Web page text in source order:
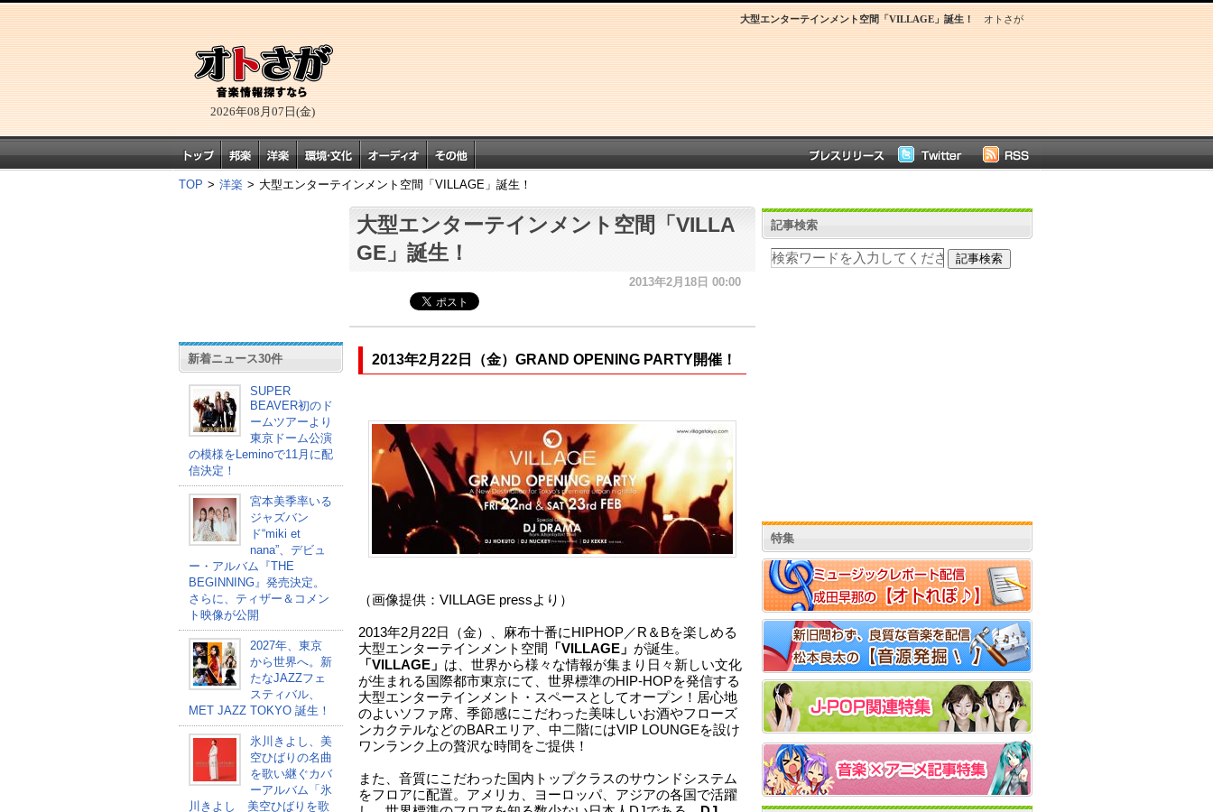
2026年08月07日(金)
オトさが
大型エンターテインメント空間「VILLAGE」誕生！
TOP > 洋楽 > 大型エンターテインメント空間「VILLAGE」誕生！
新着ニュース30件
SUPER
BEAVER初のド
ームツアーより
東京ドーム公演
の模様をLeminoで11月に配
信決定！
宮本美季率いる
ジャズバン
ド“miki et
nana”、デビュ
ー・アルバム『THE
BEGINNING』発売決定。
さらに、ティザー＆コメン
ト映像が公開
2027年、東京
から世界へ。新
たなJAZZフェ
スティバル、
MET JAZZ TOKYO 誕生！
氷川きよし、美
空ひばりの名曲
を歌い継ぐカバ
ーアルバム「氷
川きよし 美空ひばりを歌
大型エンターテインメント空間「VILLA
GE」誕生！
2013年2月18日 00:00
2013年2月22日（金）GRAND OPENING PARTY開催！
（画像提供：VILLAGE pressより）
2013年2月22日（金）、麻布十番にHIPHOP／R＆Bを楽しめる
大型エンターテインメント空間 「VILLAGE」 が誕生。
「VILLAGE」 は、世界から様々な情報が集まり日々新しい文化
が生まれる国際都市東京にて、世界標準のHIP-HOPを発信する
大型エンターテインメント・スペースとしてオープン！居心地
のよいソファ席、季節感にこだわった美味しいお酒やフローズ
ンカクテルなどのBARエリア、中二階にはVIP LOUNGEを設け
ワンランク上の贅沢な時間をご提供！
また、音質にこだわった国内トップクラスのサウンドシステム
をフロアに配置。アメリカ、ヨーロッパ、アジアの各国で活躍
記事検索
特集